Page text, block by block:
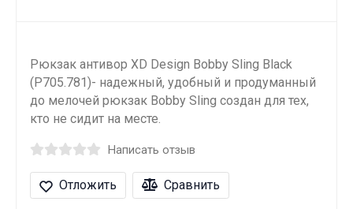
Рюкзак антивор XD Design Bobby Sling Black
(P705.781)- надежный, удобный и продуманный
до мелочей рюкзак Bobby Sling создан для тех,
кто не сидит на месте.
Написать отзыв
Отложить Сравнить